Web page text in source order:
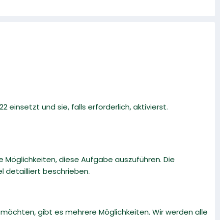
einsetzt und sie, falls erforderlich, aktivierst.
diese Aufgabe auszuführen. Die
detailliert beschrieben.
gibt es mehrere Möglichkeiten. Wir werden alle